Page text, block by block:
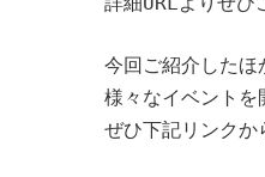
今回ご紹介したほ
様々なイベントを
ぜひ下記リンクか